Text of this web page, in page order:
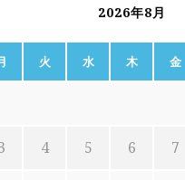
2026年8月
火 水 木 金
4 5 6 7